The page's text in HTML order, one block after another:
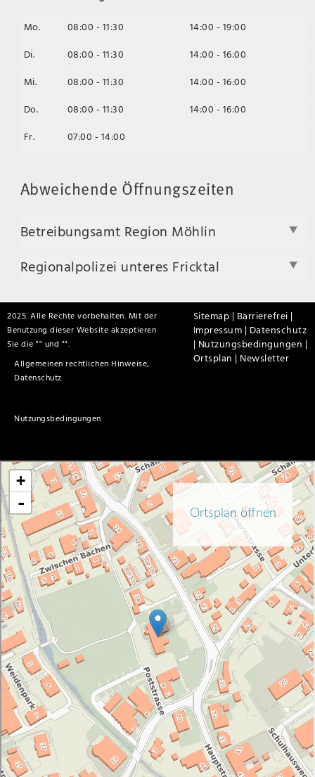
Mo. 08:00 - 11:30
14:00 - 19:00
Di.
08:00 - 11:30
14:00 - 16:00
Mi.
08:00 - 11:30
14:00 - 16:00
Do.
08:00 - 11:30
14:00 - 16:00
Fr.
07:00 - 14:00
Abweichende Öffnungszeiten
Betreibungsamt Region Möhlin
Regionalpolizei unteres Fricktal
2025. Alle Rechte vorbehalten. Mit der
Benutzung dieser Website akzeptieren
Sie die "
Allgemeinen rechtlichen Hinweise,
Datenschutz
" und "
Nutzungsbedingungen
".
Sitemap | Barrierefrei |
Impressum | Datenschutz
| Nutzungsbedingungen |
Ortsplan | Newsletter